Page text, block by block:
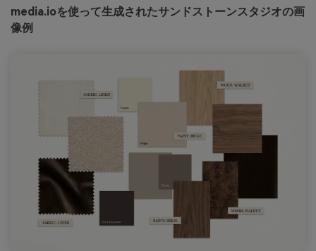
media.ioを使って生成されたサンドストーンスタジオの画
像例